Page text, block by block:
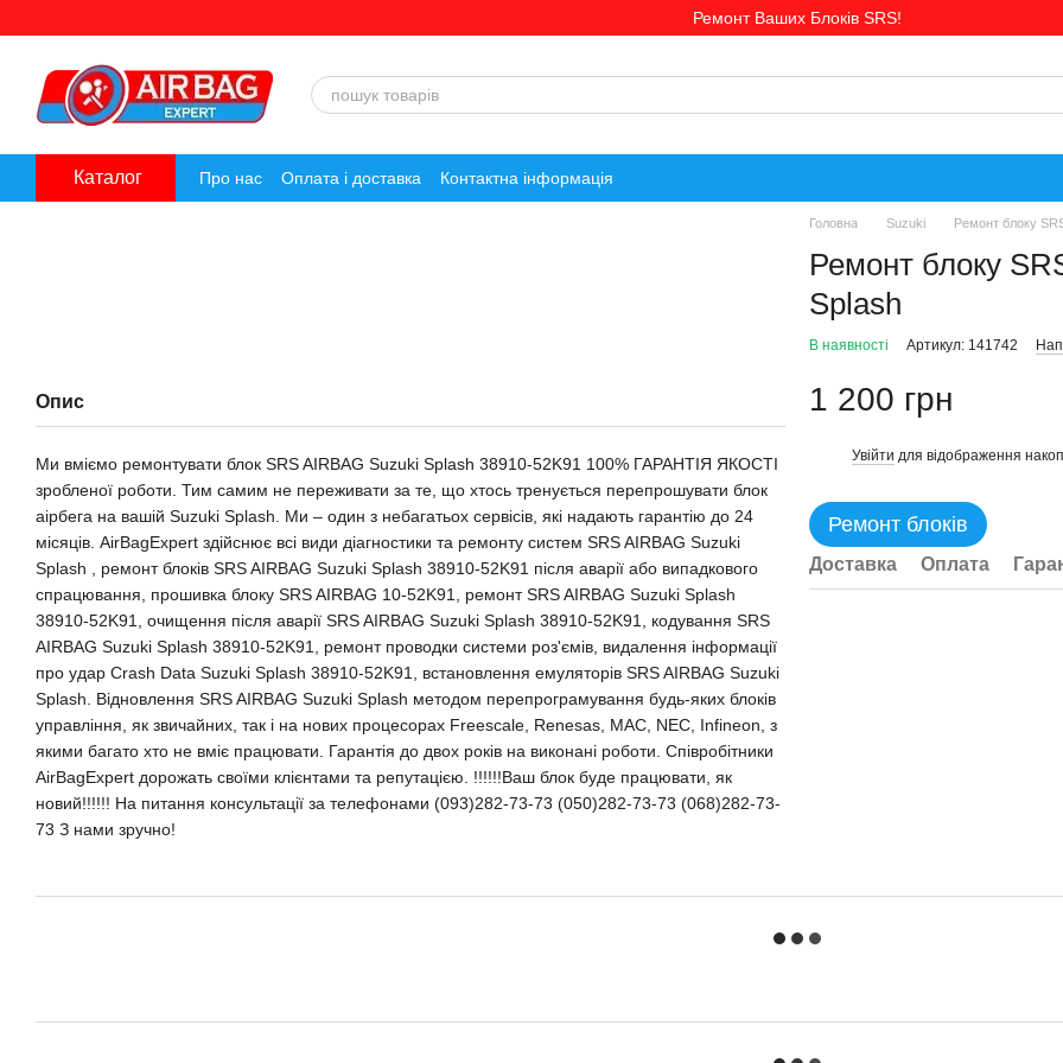
Ремонт Ваших Блоків SRS!
Каталог Про нас Оплата і доставка Контактна інформація
Опис
Ми вміємо ремонтувати блок SRS AIRBAG Suzuki Splash 38910-52K91 100% ГАРАНТІЯ ЯКОСТІ
зробленої роботи. Тим самим не переживати за те, що хтось тренується перепрошувати блок
аірбега на вашій Suzuki Splash. Ми – один з небагатьох сервісів, які надають гарантію до 24
місяців. AirBagExpert здійснює всі види діагностики та ремонту систем SRS AIRBAG Suzuki
Splash , ремонт блоків SRS AIRBAG Suzuki Splash 38910-52K91 після аварії або випадкового
спрацювання, прошивка блоку SRS AIRBAG 10-52K91, ремонт SRS AIRBAG Suzuki Splash
38910-52K91, очищення після аварії SRS AIRBAG Suzuki Splash 38910-52K91, кодування SRS
AIRBAG Suzuki Splash 38910-52K91, ремонт проводки системи роз'ємів, видалення інформації
про удар Crash Data Suzuki Splash 38910-52K91, встановлення емуляторів SRS AIRBAG Suzuki
Splash. Відновлення SRS AIRBAG Suzuki Splash методом перепрограмування будь-яких блоків
управління, як звичайних, так і на нових процесорах Freescale, Renesas, MAC, NEC, Infineon, з
якими багато хто не вміє працювати. Гарантія до двох років на виконані роботи. Співробітники
AirBagExpert дорожать своїми клієнтами та репутацією. !!!!!!Ваш блок буде працювати, як
новий!!!!!! На питання консультації за телефонами (093)282-73-73 (050)282-73-73 (068)282-73-
73 З нами зручно!
Головна Suzuki Ремонт блоку
Ремонт блоку
Splash
В наявності Артикул: 141742
1 200 грн
Увійти для відображення
Ремонт блоків
Доставка Оплата